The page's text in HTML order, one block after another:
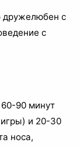
с
с
90 минут
игры) и 20-30
носа,